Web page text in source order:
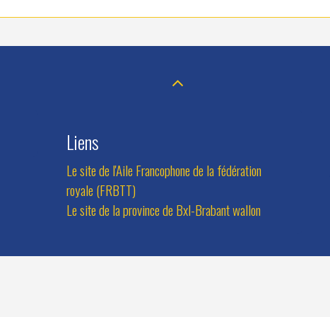
Liens
Le site de l'Aile Francophone de la fédération
royale (FRBTT)
Le site de la province de Bxl-Brabant wallon